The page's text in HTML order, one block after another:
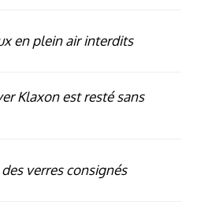
en plein air interdits
Klaxon est resté sans
verres consignés